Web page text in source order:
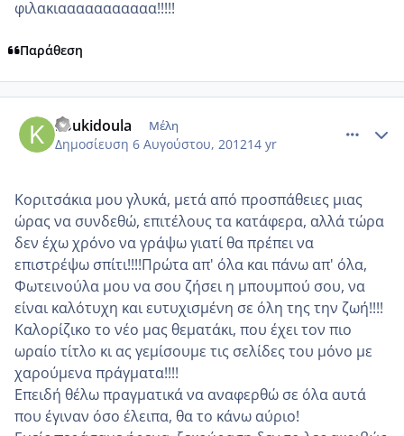
φιλακιααααααααααα!!!!!
Παράθεση
koukidoula Μέλη
Δημοσίευση 6 Αυγούστου, 201214 yr
Κοριτσάκια μου γλυκά, μετά από προσπάθειες μιας
ώρας να συνδεθώ, επιτέλους τα κατάφερα, αλλά τώρα
δεν έχω χρόνο να γράψω γιατί θα πρέπει να
επιστρέψω σπίτι!!!!Πρώτα απ' όλα και πάνω απ' όλα,
Φωτεινούλα μου να σου ζήσει η μπουμπού σου, να
είναι καλότυχη και ευτυχισμένη σε όλη της την ζωή!!!!
Καλορίζικο το νέο μας θεματάκι, που έχει τον πιο
ωραίο τίτλο κι ας γεμίσουμε τις σελίδες του μόνο με
χαρούμενα πράγματα!!!!
Επειδή θέλω πραγματικά να αναφερθώ σε όλα αυτά
που έγιναν όσο έλειπα, θα το κάνω αύριο!